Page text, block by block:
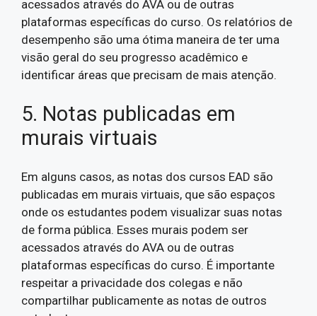
acessados através do AVA ou de outras
plataformas específicas do curso. Os relatórios de
desempenho são uma ótima maneira de ter uma
visão geral do seu progresso acadêmico e
identificar áreas que precisam de mais atenção.
5. Notas publicadas em
murais virtuais
Em alguns casos, as notas dos cursos EAD são
publicadas em murais virtuais, que são espaços
onde os estudantes podem visualizar suas notas
de forma pública. Esses murais podem ser
acessados através do AVA ou de outras
plataformas específicas do curso. É importante
respeitar a privacidade dos colegas e não
compartilhar publicamente as notas de outros